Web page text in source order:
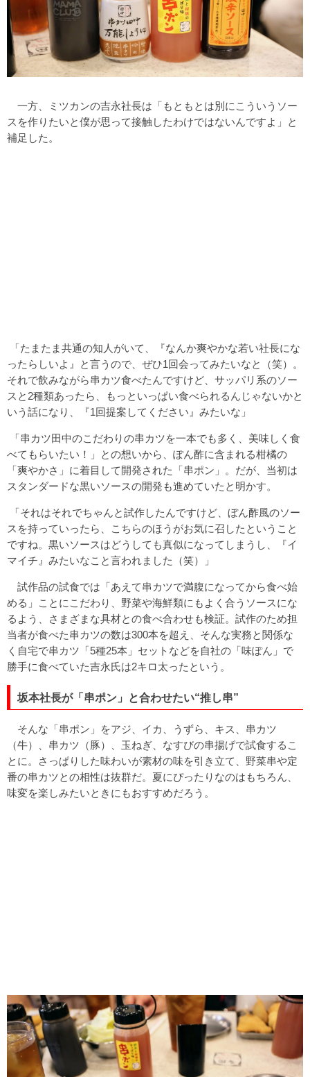
一方、ミツカンの吉永社長は「もともとは別にこういうソー
スを作りたいと僕が思って接触したわけではないんですよ」と
補足した。
「たまたま共通の知人がいて、『なんか爽やかな若い社長にな
ったらしいよ』と言うので、ぜひ1回会ってみたいなと（笑）。
それで飲みながら串カツ食べたんですけど、サッパリ系のソー
スと2種類あったら、もっといっぱい食べられるんじゃないかと
いう話になり、『1回提案してください』みたいな」
「串カツ田中のこだわりの串カツを一本でも多く、美味しく食
べてもらいたい！」との想いから、ぽん酢に含まれる柑橘の
「爽やかさ」に着目して開発された「串ポン」。だが、当初は
スタンダードな黒いソースの開発も進めていたと明かす。
「それはそれでちゃんと試作したんですけど、ぼん酢風のソー
スを持っていったら、こちらのほうがお気に召したということ
ですね。黒いソースはどうしても真似になってしまうし、『イ
マイチ』みたいなこと言われました（笑）」
試作品の試食では「あえて串カツで満腹になってから食べ始
める」ことにこだわり、野菜や海鮮類にもよく合うソースにな
るよう、さまざまな具材との食べ合わせも検証。試作のため担
当者が食べた串カツの数は300本を超え、そんな実務と関係な
く自宅で串カツ「5種25本」セットなどを自社の「味ぽん」で
勝手に食べていた吉永氏は2キロ太ったという。
坂本社長が「串ポン」と合わせたい“推し串”
そんな「串ポン」をアジ、イカ、うずら、キス、串カツ
（牛）、串カツ（豚）、玉ねぎ、なすびの串揚げで試食するこ
とに。さっぱりした味わいが素材の味を引き立て、野菜串や定
番の串カツとの相性は抜群だ。夏にぴったりなのはもちろん、
味変を楽しみたいときにもおすすめだろう。